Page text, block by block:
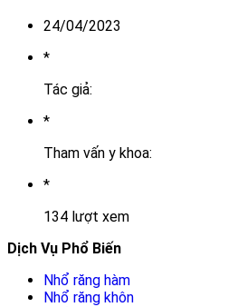
24/04/2023
*
Tác giả:
*
Tham vấn y khoa:
*
134 lượt xem
Dịch Vụ Phổ Biến
Nhổ răng hàm
Nhổ răng khôn